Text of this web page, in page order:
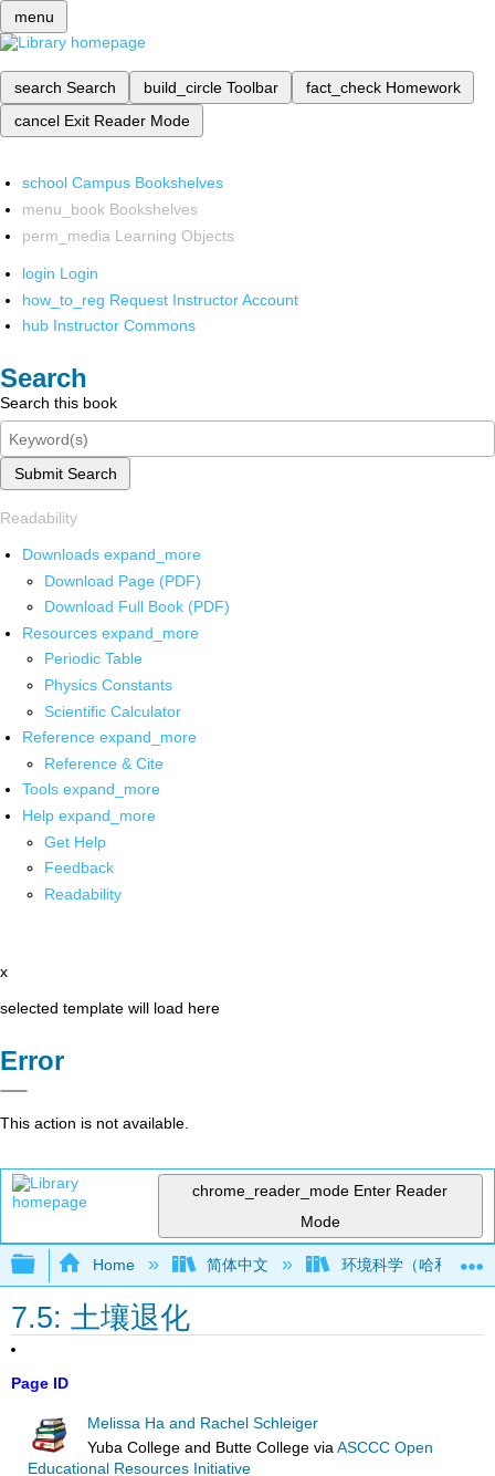
menu
search Search build_circle Toolbar fact_check Homework
cancel Exit Reader Mode
school Campus Bookshelves
menu_book Bookshelves
perm_media Learning Objects
login Login
how_to_reg Request Instructor Account
hub Instructor Commons
Search
Search this book
Submit Search
Readability
Downloads expand_more
Download Page (PDF)
Download Full Book (PDF)
Resources expand_more
Periodic Table
Physics Constants
Scientific Calculator
Reference expand_more
Reference & Cite
Tools expand_more
Help expand_more
Get Help
Feedback
Readability
x
selected template will load here
Error
This action is not available.
chrome_reader_mode Enter Reader
Mode
Expand/collapse global hierarchy
Home 简体中文 环境科学（哈和施莱
7.5: 土壤退化
Page ID
Melissa Ha and Rachel Schleiger
Yuba College and Butte College viaASCCC Open
Educational Resources Initiative